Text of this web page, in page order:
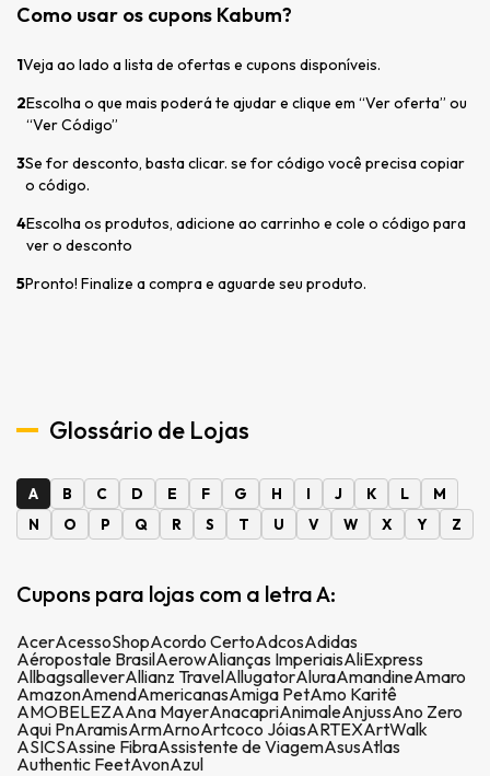
Como usar os cupons Kabum?
1Veja ao lado a lista de ofertas e cupons disponíveis.
2Escolha o que mais poderá te ajudar e clique em “Ver oferta” ou
“Ver Código”
3Se for desconto, basta clicar. se for código você precisa copiar
o código.
4Escolha os produtos, adicione ao carrinho e cole o código para
ver o desconto
5Pronto! Finalize a compra e aguarde seu produto.
Glossário de Lojas
A B C D E F G H I J K L
M
N
O P Q R S T U V W X Y Z
Cupons para lojas com a letra A:
AcerAcessoShopAcordo CertoAdcosAdidas
Aéropostale BrasilAerowAlianças ImperiaisAliExpress
AllbagsalleverAllianz TravelAllugatorAluraAmandineAmaro
AmazonAmendAmericanasAmiga PetAmo Karitê
AMOBELEZAAna MayerAnacapriAnimaleAnjussAno Zero
Aqui PnAramisArmArnoArtcoco JóiasARTEXArtWalk
ASICSAssine FibraAssistente de ViagemAsusAtlas
Authentic FeetAvonAzul